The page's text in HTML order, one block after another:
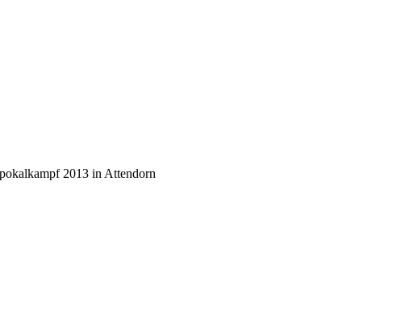
2013 in Attendorn